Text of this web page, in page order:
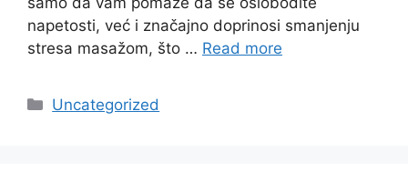
napetosti, već i značajno doprinosi smanjenju
stresa masažom, što … Read more
Categories
Uncategorized